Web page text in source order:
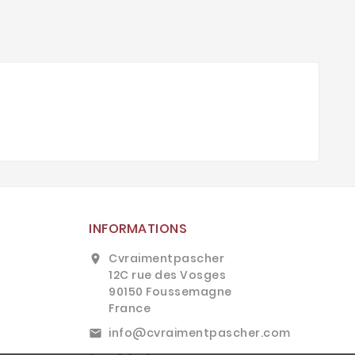
INFORMATIONS
location_on
Cvraimentpascher
12C rue des Vosges
90150 Foussemagne
France
email info@cvraimentpascher.com